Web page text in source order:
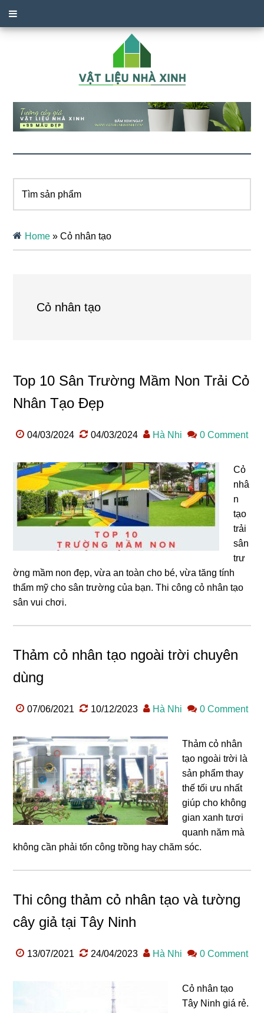
sản
Home »Cỏ nhân tạo
Cỏ nhân tạo
Top 10 Sân Trường Mầm Non Trải Cỏ
Nhân Tạo Đẹp
04/03/2024 04/03/2024 Hà Nhi 0 Comment
Cỏ
nhâ
n
tạo
trải
sân
trư
ờng mầm non đẹp, vừa an toàn cho bé, vừa tăng tính
thẩm mỹ cho sân trường của bạn. Thi công cỏ nhân tạo
sân vui chơi.
Thảm cỏ nhân tạo ngoài trời chuyên
dùng
07/06/2021 10/12/2023 Hà Nhi 0 Comment
Thảm cỏ nhân
tạo ngoài trời là
sản phẩm thay
thế tối ưu nhất
giúp cho không
gian xanh tươi
quanh năm mà
không cần phải tốn công trồng hay chăm sóc.
Thi công thảm cỏ nhân tạo và tường
cây giả tại Tây Ninh
13/07/2021 24/04/2023 Hà Nhi 0 Comment
Cỏ nhân tạo
Tây Ninh giá rẻ.